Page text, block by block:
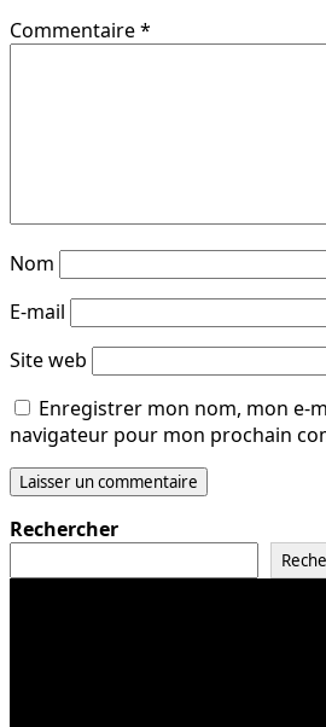
Commentaire*
Nom
E-mail
Site web
Enregistrer mon nom, mon e-
navigateur pour mon prochain
Rechercher